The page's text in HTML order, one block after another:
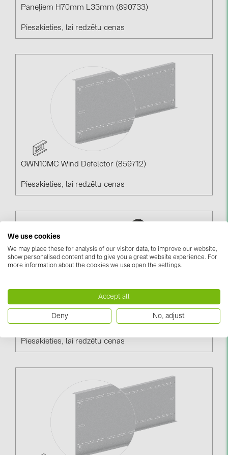
Paneļiem H70mm L33mm (890733)
Piesakieties, lai redzētu cenas
OWN10MC Wind Defelctor (859712)
Piesakieties, lai redzētu cenas
BUF40L - Side Holder (827340)
Piesakieties, lai redzētu cenas
We use cookies
We may place these for analysis of our visitor data, to improve our website,
show personalised content and to give you a great website experience. For
more information about the cookies we use open the settings.
Accept all
Deny No, adjust